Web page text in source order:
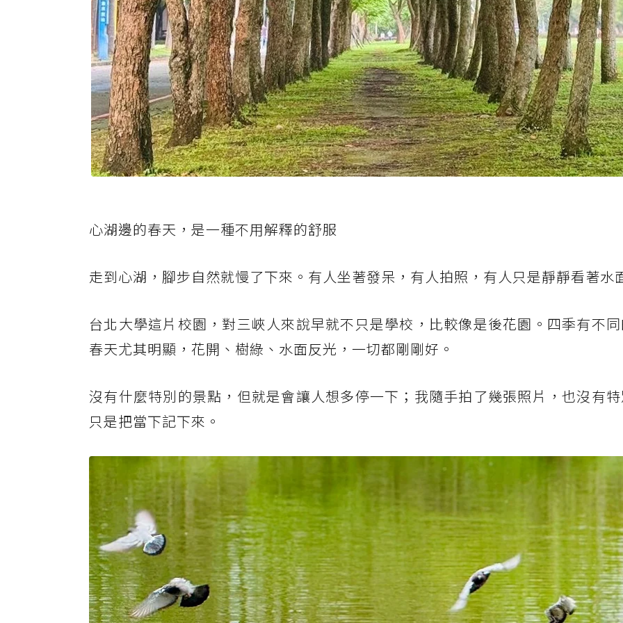
心湖邊的春天，是一種不用解釋的舒服
走到心湖，腳步自然就慢了下來。有人坐著發呆，有人拍照，有人只是靜靜看著水
台北大學這片校園，對三峽人來說早就不只是學校，比較像是後花園。四季有不
春天尤其明顯，花開、樹綠、水面反光，一切都剛剛好。
沒有什麼特別的景點，但就是會讓人想多停一下；我隨手拍了幾張照片，也沒有
只是把當下記下來。